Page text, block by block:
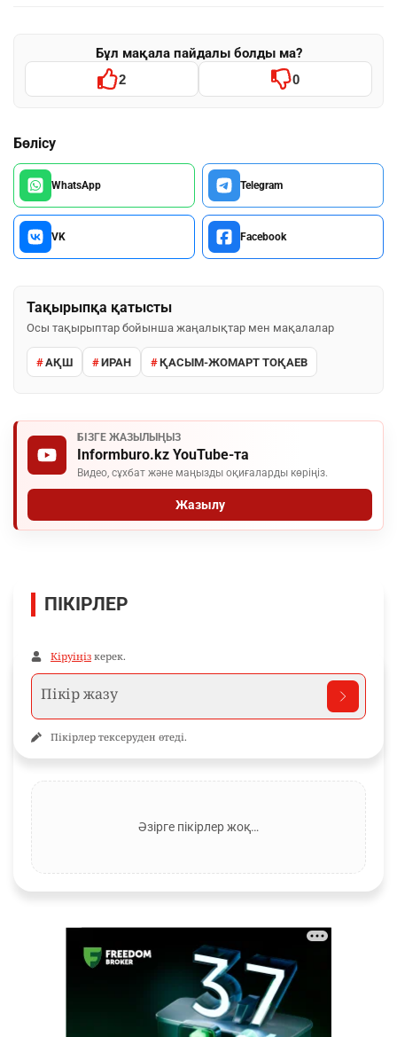
Бұл мақала пайдалы болды ма?
2 0
Бөлісу
WhatsApp Telegram
VK Facebook
Тақырыпқа қатысты
Осы тақырыптар бойынша жаңалықтар мен мақалалар
АҚШ ИРАН ҚАСЫМ-ЖОМАРТ ТОҚАЕВ
БІЗГЕ ЖАЗЫЛЫҢЫЗ
Informburo.kz YouTube-та
Видео, сұхбат және маңызды оқиғаларды көріңіз.
Жазылу
ПІКІРЛЕР
Кіруіңіз керек.
Пікірлер тексеруден өтеді.
Әзірге пікірлер жоқ…